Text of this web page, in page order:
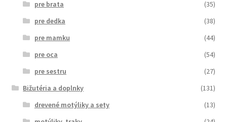
pre brata
(35)
pre dedka
(38)
pre mamku
(44)
pre oca
(54)
pre sestru
(27)
Bižutéria a doplnky
(131)
drevené motýliky a sety
(13)